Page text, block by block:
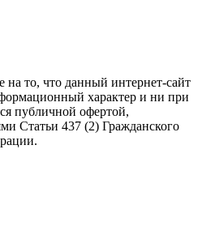
то, что данный интернет-сайт
характер и ни при
публичной офертой,
Статьи 437 (2) Гражданского